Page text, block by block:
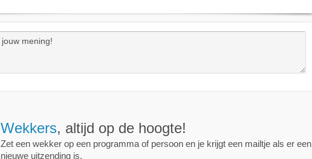
Wekkers, altijd op de hoogte!
Zet een wekker op een programma of persoon en je krijgt een mailtje als er een
nieuwe uitzending is.